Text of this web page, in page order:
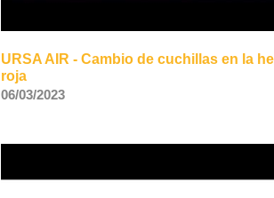
URSA AIR - Cambio de cuchillas en la
roja
06/03/2023